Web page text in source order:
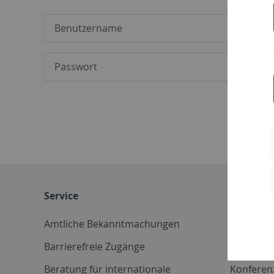
Service
Amtliche Bekanntmachungen
Barrierefreie Zugänge
Beratung für internationale